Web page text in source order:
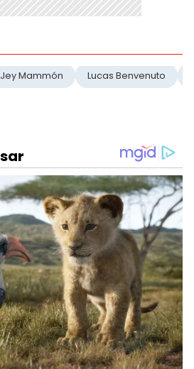
Jey Mammón Lucas Benvenuto